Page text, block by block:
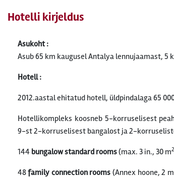
Hotelli kirjeldus
Asukoht :
Asub 65 km kaugusel Antalya lennujaamast, 5
Hotell :
2012.aastal ehitatud hotell, üldpindalaga 65
Hotellikompleks koosneb 5-korruselisest
9-st 2-korruselisest bangalost ja 2-
144 bungalow standard rooms(max. 3 in., 30 m2
48family connection rooms (Annex hoone, 2